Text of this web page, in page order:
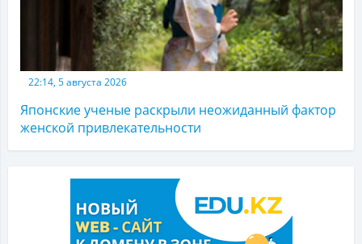
22:14, 5 августа 2026
Японские ученые раскрыли неожиданный фактор
женской привлекательности